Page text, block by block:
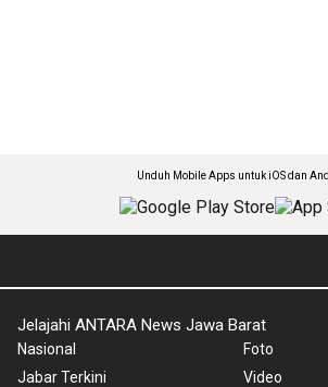
Unduh Mobile Apps untuk iOS dan
Jelajahi ANTARA News Jawa Barat
Nasional
Jabar Terkini
Foto
Video